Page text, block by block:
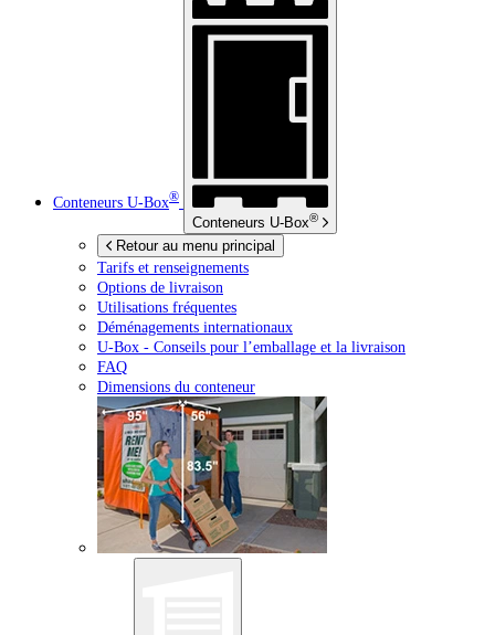
Conteneurs U-Box®
Conteneurs U-Box®
Retour au menu principal
Tarifs et renseignements
Options de livraison
Utilisations fréquentes
Déménagements internationaux
U-Box - Conseils pour l’emballage et la livraison
FAQ
Dimensions du conteneur